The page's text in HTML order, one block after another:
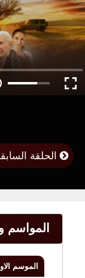
الحلقة
المواسم
الموسم